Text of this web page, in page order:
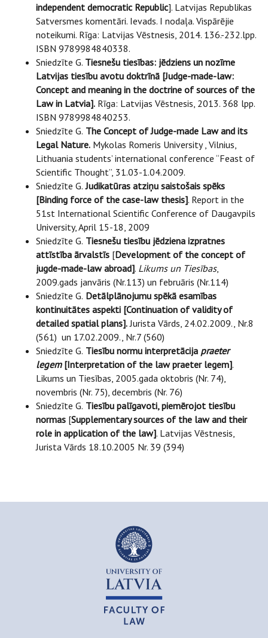
independent democratic Republic]. Latvijas Republikas
Satversmes komentāri. Ievads. I nodaļa. Vispārējie
noteikumi. Rīga: Latvijas Vēstnesis, 2014. 136.-232.lpp.
ISBN 9789984840338.
Sniedzīte G. Tiesnešu tiesības: jēdziens un nozīme
Latvijas tiesību avotu doktrīnā [Judge-made-law:
Concept and meaning in the doctrine of sources of the
Law in Latvia]. Rīga: Latvijas Vēstnesis, 2013. 368 lpp.
ISBN 9789984840253.
Sniedzīte G. The Concept of Judge-made Law and its
Legal Nature. Mykolas Romeris University , Vilnius,
Lithuania students’ international conference “Feast of
Scientific Thought”, 31.03-1.04.2009.
Sniedzīte G. Judikatūras atziņu saistošais spēks
[Binding force of the case-law thesis]. Report in the
51st International Scientific Conference of Daugavpils
University, April 15-18, 2009
Sniedzīte G. Tiesnešu tiesību jēdziena izpratnes
attīstība ārvalstīs [Development of the concept of
jugde-made-law abroad]. Likums un Tiesības,
2009.gads janvāris (Nr.113) un februāris (Nr.114)
Sniedzīte G. Detālplānojumu spēkā esamības
kontinuitātes aspekti [Continuation of validity of
detailed spatial plans].Jurista Vārds, 24.02.2009., Nr.8
(561) un 17.02.2009., Nr.7 (560)
Sniedzīte G. Tiesību normu interpretācija praeter
legem[Interpretation of the law praeter legem].
Likums un Tiesības, 2005.gada oktobris (Nr. 74),
novembris (Nr. 75), decembris (Nr. 76)
Sniedzīte G. Tiesību palīgavoti, piemērojot tiesību
normas [Supplementary sources of the law and their
role in application of the law]. Latvijas Vēstnesis,
Jurista Vārds 18.10.2005 Nr. 39 (394)